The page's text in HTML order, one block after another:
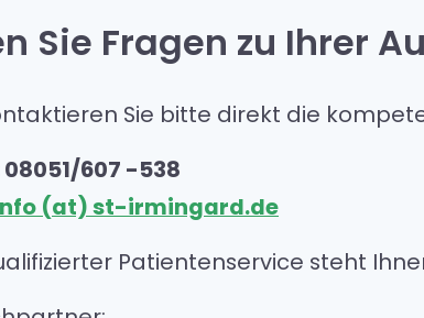
Sie Fragen zu Ihrer
Sie bitte direkt die
607 -538
(at) st-irmingard.de
Patientenservice steht